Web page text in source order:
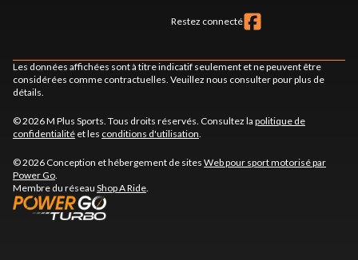
Restez connecté
Les données affichées sont à titre indicatif seulement et ne peuvent être
considérées comme contractuelles. Veuillez nous consulter pour plus de
détails.
© 2026 M Plus Sports. Tous droits réservés. Consultez la politique de
confidentialité et les conditions d'utilisation.
© 2026 Conception et hébergement de sites Web pour sport motorisé par
Power Go.
Membre du réseau Shop A Ride.